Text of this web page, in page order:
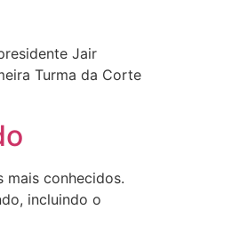
Jair
Turma da Corte
mais conhecidos.
incluindo o